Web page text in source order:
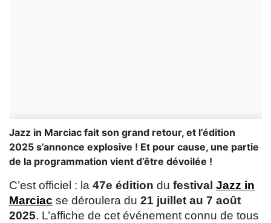
Jazz in Marciac fait son grand retour, et l’édition
2025 s’annonce explosive ! Et pour cause, une partie
de la programmation vient d’être dévoilée !
C’est officiel : la 47e édition du festival Jazz in
Marciac se déroulera du 21 juillet au 7 août
2025. L’affiche de cet événement connu de tous